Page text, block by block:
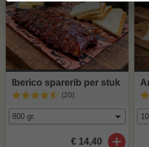
Iberico sparerib per stuk
(20)
€ 14,40